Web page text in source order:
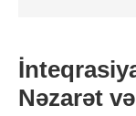
Nəzarət